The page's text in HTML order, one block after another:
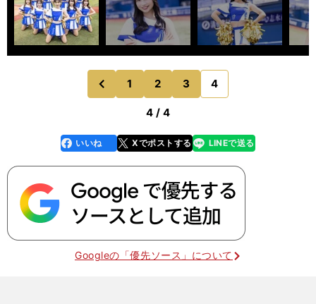
前
のページへ
1 2 3 4
4 / 4
faceboo
k
いいね Xでポストする
line LINEで送る
Googleの「優先ソース」について